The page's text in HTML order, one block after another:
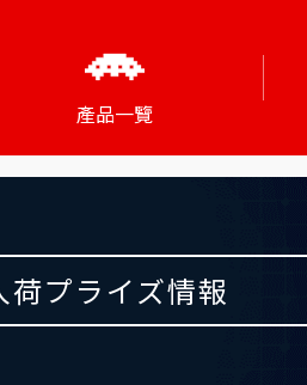
產品一覽
荷プライズ情報